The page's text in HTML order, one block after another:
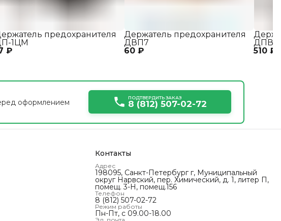
₽
предохранителя
1ЦМ
60 ₽
Держатель предохранителя
ДВП7
510 ₽
ДПВ
оформлением
ПОДТВЕРДИТЬ ЗАКАЗ
8 (812) 507-02-72
Контакты
Адрес
198095, Санкт-Петербург г, Муниципальный
округ Нарвский‚ пер. Химический, д. 1, литер П,
помещ. 3-Н, помещ.156
Телефон
8 (812) 507-02-72
Режим работы
Пн-Пт, с 09.00-18.00